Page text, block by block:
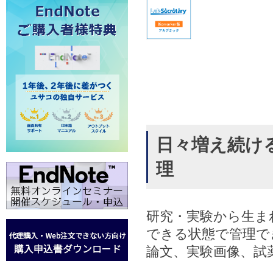
日々増え続け
理
研究・実験から生
できる状態で管理
論文、実験画像、